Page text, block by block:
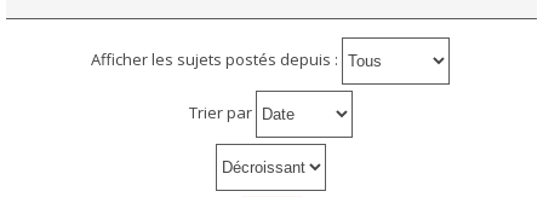
Afficher les sujets postés depuis :
Trier par